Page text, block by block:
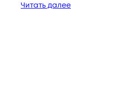
Читать далее